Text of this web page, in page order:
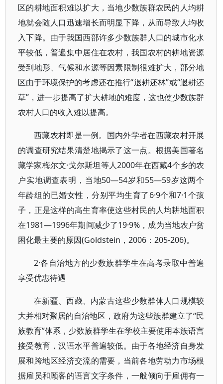
区的耕地面积难以扩大，当地少数族群农民的人均耕
地就会随人口迅速增长而明显下降，从而导致人均收
入下降。由于我国西部许多少数族群人口的城市化水
平较低，普遍集中居住在农村，我国农村的耕地资源
受到地形、气候和水源等因素限制很难扩大，部分地
区由于环境保护的考虑还在推行“退耕还林”或“退耕还
草”，进一步提高了扩大耕地的难度，这也使少数族群
农村人口的收入难以提高。
西藏农村即是一例。国内外学者在西藏农村开展
的调查研究结果清楚地揭示了这一点。根据美国著名
藏学家梅尔文·戈尔斯坦等人2000年在西藏4个乡的农
户实地调查表明，当地50—54岁和55—59岁这两个
年龄组的已婚女性，分别平均生育了6·9个和7·1个孩
子，正是这样的高生育率使这些村民的人均耕地面积
在1981—1996年期间减少了19·9%，成为当地农户贫
困化最主要的原因(Goldstein，2006：205-206)。
2·各自治地方的少数族群学生在高考录取中普遍
享受优惠待遇
在新疆、西藏、内蒙古这些少数群体人口规模较
大并相对聚居的自治地区，政府为这些族群建立了“民
族教育”体系，少数族群学生在学校主要使用本族语言
接受教育，汉语水平普遍较低。由于各地经济自身发
展和跨地区经济交流的需要，当前各地劳动力市场根
据雇员和顾客的语言文字条件，一般倾向于雇佣有一